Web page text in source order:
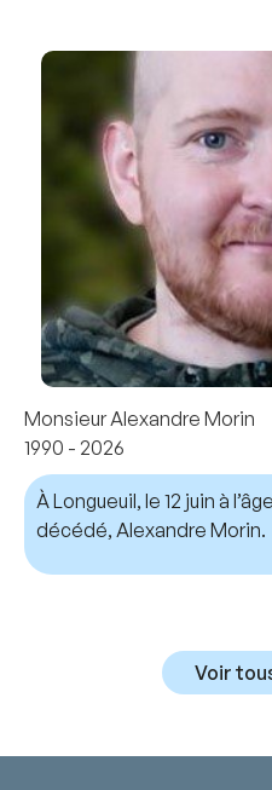
Monsieur Alexandre Morin
1990 - 2026
À Longueuil, le 12 juin à
décédé, Alexandre Morin.
Voir